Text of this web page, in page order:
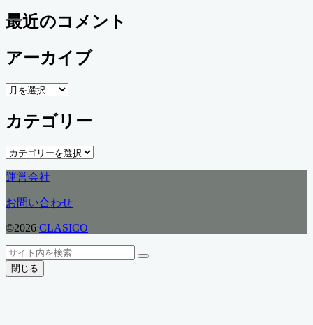
最近のコメント
アーカイブ
ア
カ
イ
ブ
カテゴリー
カ
ゴ
リ
ー
運営会社
お問い合わせ
©2026 CLASICO
ト
ッ
検
索
検
閉じる